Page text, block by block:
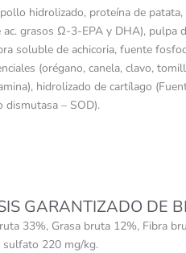
hidrolizado, proteína de
ac. grasos Ω-3-EPA y DHA), pulpa
soluble de achicoria, fuente
(orégano, canela, clavo,
hidrolizado de cartílago
dismutasa – SOD).
GARANTIZADO DE
33%, Grasa bruta 12%, Fibra
sulfato 220 mg/kg.